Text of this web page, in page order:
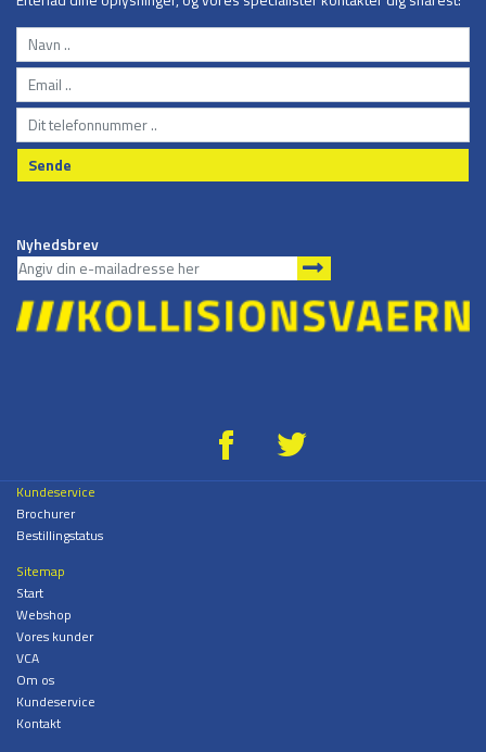
Sende
Nyhedsbrev
g *
Kundeservice
Brochurer
Bestillingstatus
Sitemap
Start
Webshop
Vores kunder
VCA
Om os
Kundeservice
Kontakt